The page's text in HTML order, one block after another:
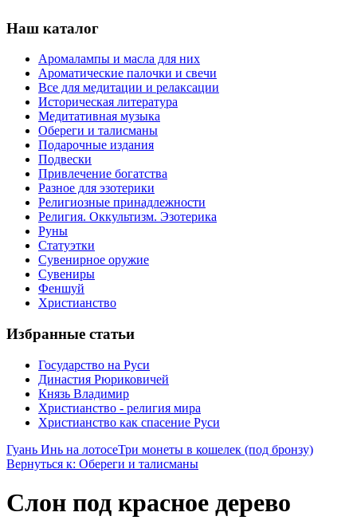
Наш каталог
Аромалампы и масла для них
Ароматические палочки и свечи
Все для медитации и релаксации
Историческая литература
Медитативная музыка
Обереги и талисманы
Подарочные издания
Подвески
Привлечение богатства
Разное для эзотерики
Религиозные принадлежности
Религия. Оккультизм. Эзотерика
Руны
Статуэтки
Сувенирное оружие
Сувениры
Феншуй
Христианство
Избранные статьи
Государство на Руси
Династия Рюриковичей
Князь Владимир
Христианство - религия мира
Христианство как спасение Руси
Гуань Инь на лотосеТри монеты в кошелек (под бронзу)
Вернуться к: Обереги и талисманы
Слон под красное дерево